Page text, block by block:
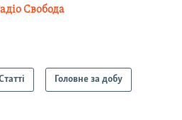
Свобода
Головне за добу